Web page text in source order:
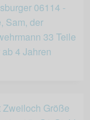
06114 -
Sam, der
33 Teile
4 Jahren